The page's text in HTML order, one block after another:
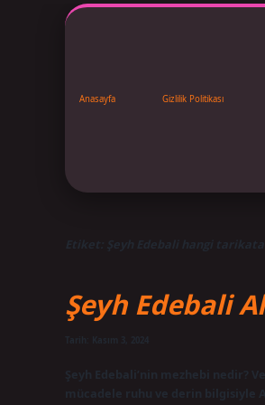
Anasayfa Gizlilik Politikası
Etiket: Şeyh Edebali hangi tarikata
Şeyh Edebali
Şeyh Edebali’nin mezhebi nedir?
mücadele ruhu ve derin bilgisiyle